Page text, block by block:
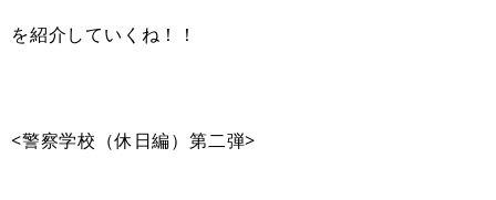
を紹介していくね！！
<警察学校（休日編）第二弾>